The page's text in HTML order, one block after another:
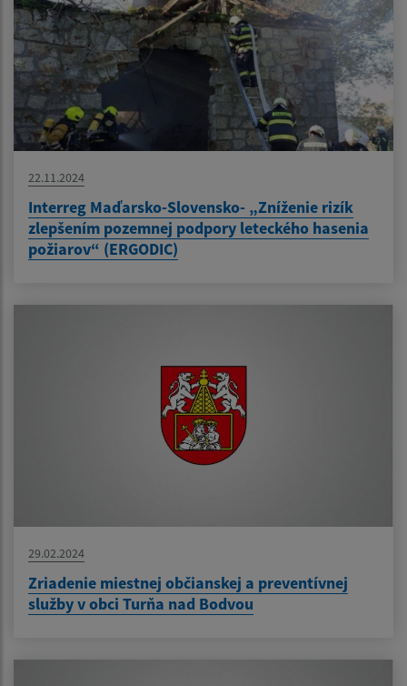
22.11.2024
Interreg Maďarsko-Slovensko- „Zníženie rizík
zlepšením pozemnej podpory leteckého hasenia
požiarov“ (ERGODIC)
29.02.2024
Zriadenie miestnej občianskej a preventívnej
služby v obci Turňa nad Bodvou